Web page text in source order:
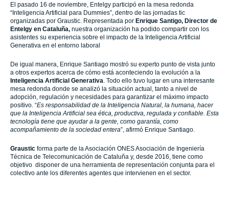
El pasado 16 de noviembre, Entelgy participó en la mesa redonda
“Inteligencia Artificial para Dummies”, dentro de las jornadas tic
organizadas por Graustic. Representada por Enrique Santigo, Director de
Entelgy en Cataluña, nuestra organización ha podido compartir con los
asistentes su experiencia sobre el impacto de la Inteligencia Artificial
Generativa en el entorno laboral
De igual manera, Enrique Santiago mostró su experto punto de vista junto
a otros expertos acerca de cómo está aconteciendo la evolución a la
Inteligencia Artificial Generativa. Todo ello tuvo lugar en una interesante
mesa redonda donde se analizó la situación actual, tanto a nivel de
adopción, regulación y necesidades para garantizar el máximo impacto
positivo. “Es responsabilidad de la Inteligencia Natural, la humana, hacer
que la Inteligencia Artificial sea ética, productiva, regulada y confiable. Esta
tecnología tiene que ayudar a la gente, como garantía, como
acompañamiento de la sociedad entera”, afirmó Enrique Santiago.
Graustic forma parte de la Asociación ONES Asociación de Ingeniería
Técnica de Telecomunicación de Cataluña y, desde 2016, tiene como
objetivo disponer de una herramienta de representación conjunta para el
colectivo ante los diferentes agentes que intervienen en el sector.